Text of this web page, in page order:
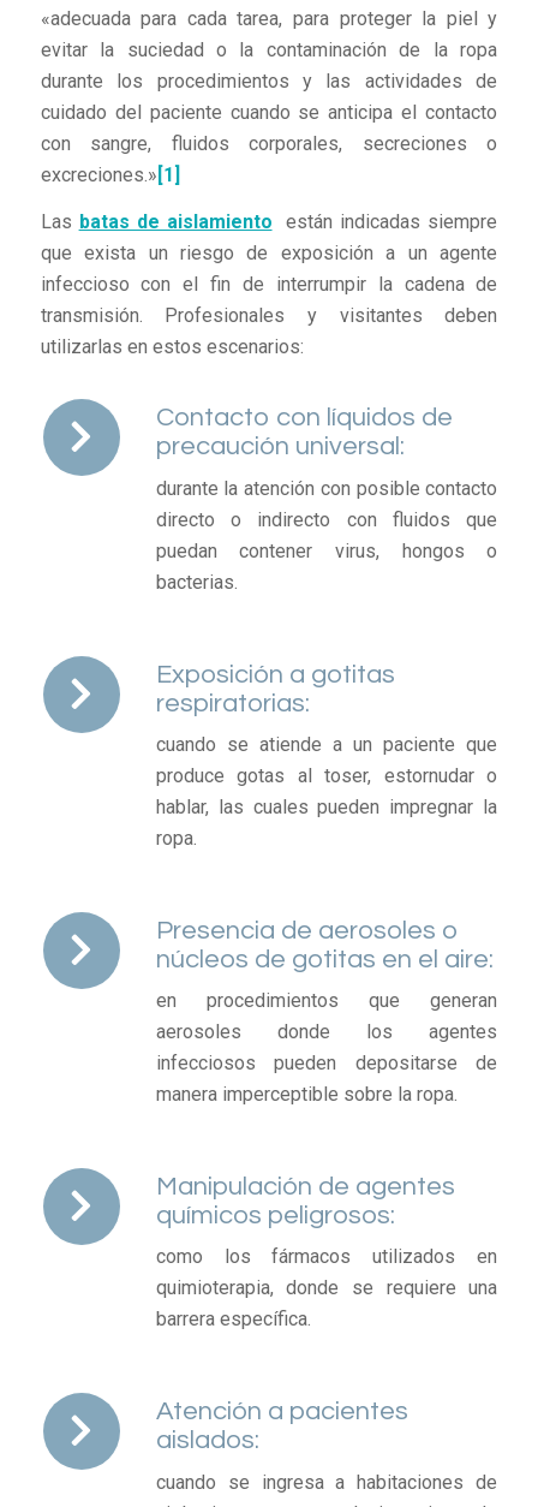
«adecuada para cada tarea, para proteger la piel y
evitar la suciedad o la contaminación de la ropa
durante los procedimientos y las actividades de
cuidado del paciente cuando se anticipa el contacto
con sangre, fluidos corporales, secreciones o
excreciones.» [1]
Las batas de aislamiento están indicadas siempre
que exista un riesgo de exposición a un agente
infeccioso con el fin de interrumpir la cadena de
transmisión. Profesionales y visitantes deben
utilizarlas en estos escenarios:
Contacto con líquidos de
precaución universal:
durante la atención con posible contacto
directo o indirecto con fluidos que
puedan contener virus, hongos o
bacterias.
Exposición a gotitas
respiratorias:
cuando se atiende a un paciente que
produce gotas al toser, estornudar o
hablar, las cuales pueden impregnar la
ropa.
Presencia de aerosoles o
núcleos de gotitas en el aire:
en procedimientos que generan
aerosoles donde los agentes
infecciosos pueden depositarse de
manera imperceptible sobre la ropa.
Manipulación de agentes
químicos peligrosos:
como los fármacos utilizados en
quimioterapia, donde se requiere una
barrera específica.
Atención a pacientes
aislados:
cuando se ingresa a habitaciones de